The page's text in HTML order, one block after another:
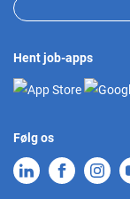
Hent job-apps
Følg os